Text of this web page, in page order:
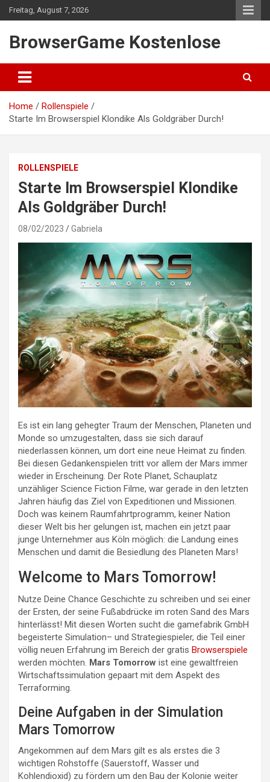
Skip
to
Freitag, August 7, 2026
BrowserGame Kostenlose
Home
Rollenspiele
Starte Im Browserspiel Klondike Als Goldgräber Durch!
ROLLENSPIELE
Starte Im Browserspiel Klondike
Als Goldgräber Durch!
08/02/2023 Gabriela
Es ist ein lang gehegter Traum der Menschen, Planeten und
Monde so umzugestalten, dass sie sich darauf
niederlassen können, um dort eine neue Heimat zu finden.
Bei diesen Gedankenspielen tritt vor allem der Mars immer
wieder in Erscheinung. Der Rote Planet, Schauplatz
unzähliger Science Fiction Filme, war gerade in den letzten
Jahren häufig das Ziel von Expeditionen und Missionen.
Doch was keinem Raumfahrtprogramm, keiner Nation
dieser Welt bis her gelungen ist, machen ein jetzt paar
junge Unternehmer aus Köln möglich: die Landung eines
Menschen und damit die Besiedlung des Planeten Mars!
Welcome to Mars Tomorrow!
Nutze Deine Chance Geschichte zu schreiben und sei einer
der Ersten, der seine Fußabdrücke im roten Sand des Mars
hinterlässt! Mit diesen Worten sucht die gamefabrik GmbH
begeisterte Simulation– und Strategiespieler, die Teil einer
völlig neuen Erfahrung im Bereich der gratis Browserspiele
werden möchten. Mars Tomorrow ist eine gewaltfreien
Wirtschaftssimulation gepaart mit dem Aspekt des
Terraforming.
Deine Aufgaben in der Simulation
Mars Tomorrow
Angekommen auf dem Mars gilt es als erstes die 3
wichtigen Rohstoffe (Sauerstoff, Wasser und
Kohlendioxid) zu fördern um den Bau der Kolonie weiter